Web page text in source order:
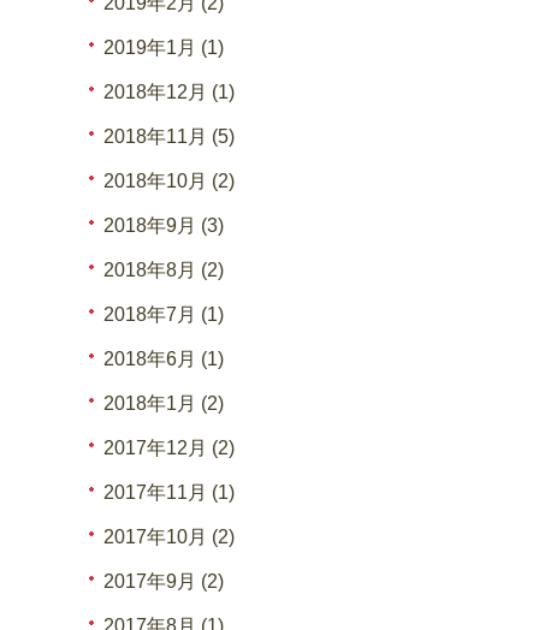
2019年1月 (1)
2018年12月 (1)
2018年11月 (5)
2018年10月 (2)
2018年9月 (3)
2018年8月 (2)
2018年7月 (1)
2018年6月 (1)
2018年1月 (2)
2017年12月 (2)
2017年11月 (1)
2017年10月 (2)
2017年9月 (2)